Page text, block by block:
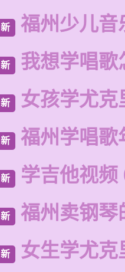
新 福州少儿音
新 我想学唱歌
新 女孩学尤克
新 福州学唱歌
新 学吉他视频
新 福州卖钢琴
新 女生学尤克